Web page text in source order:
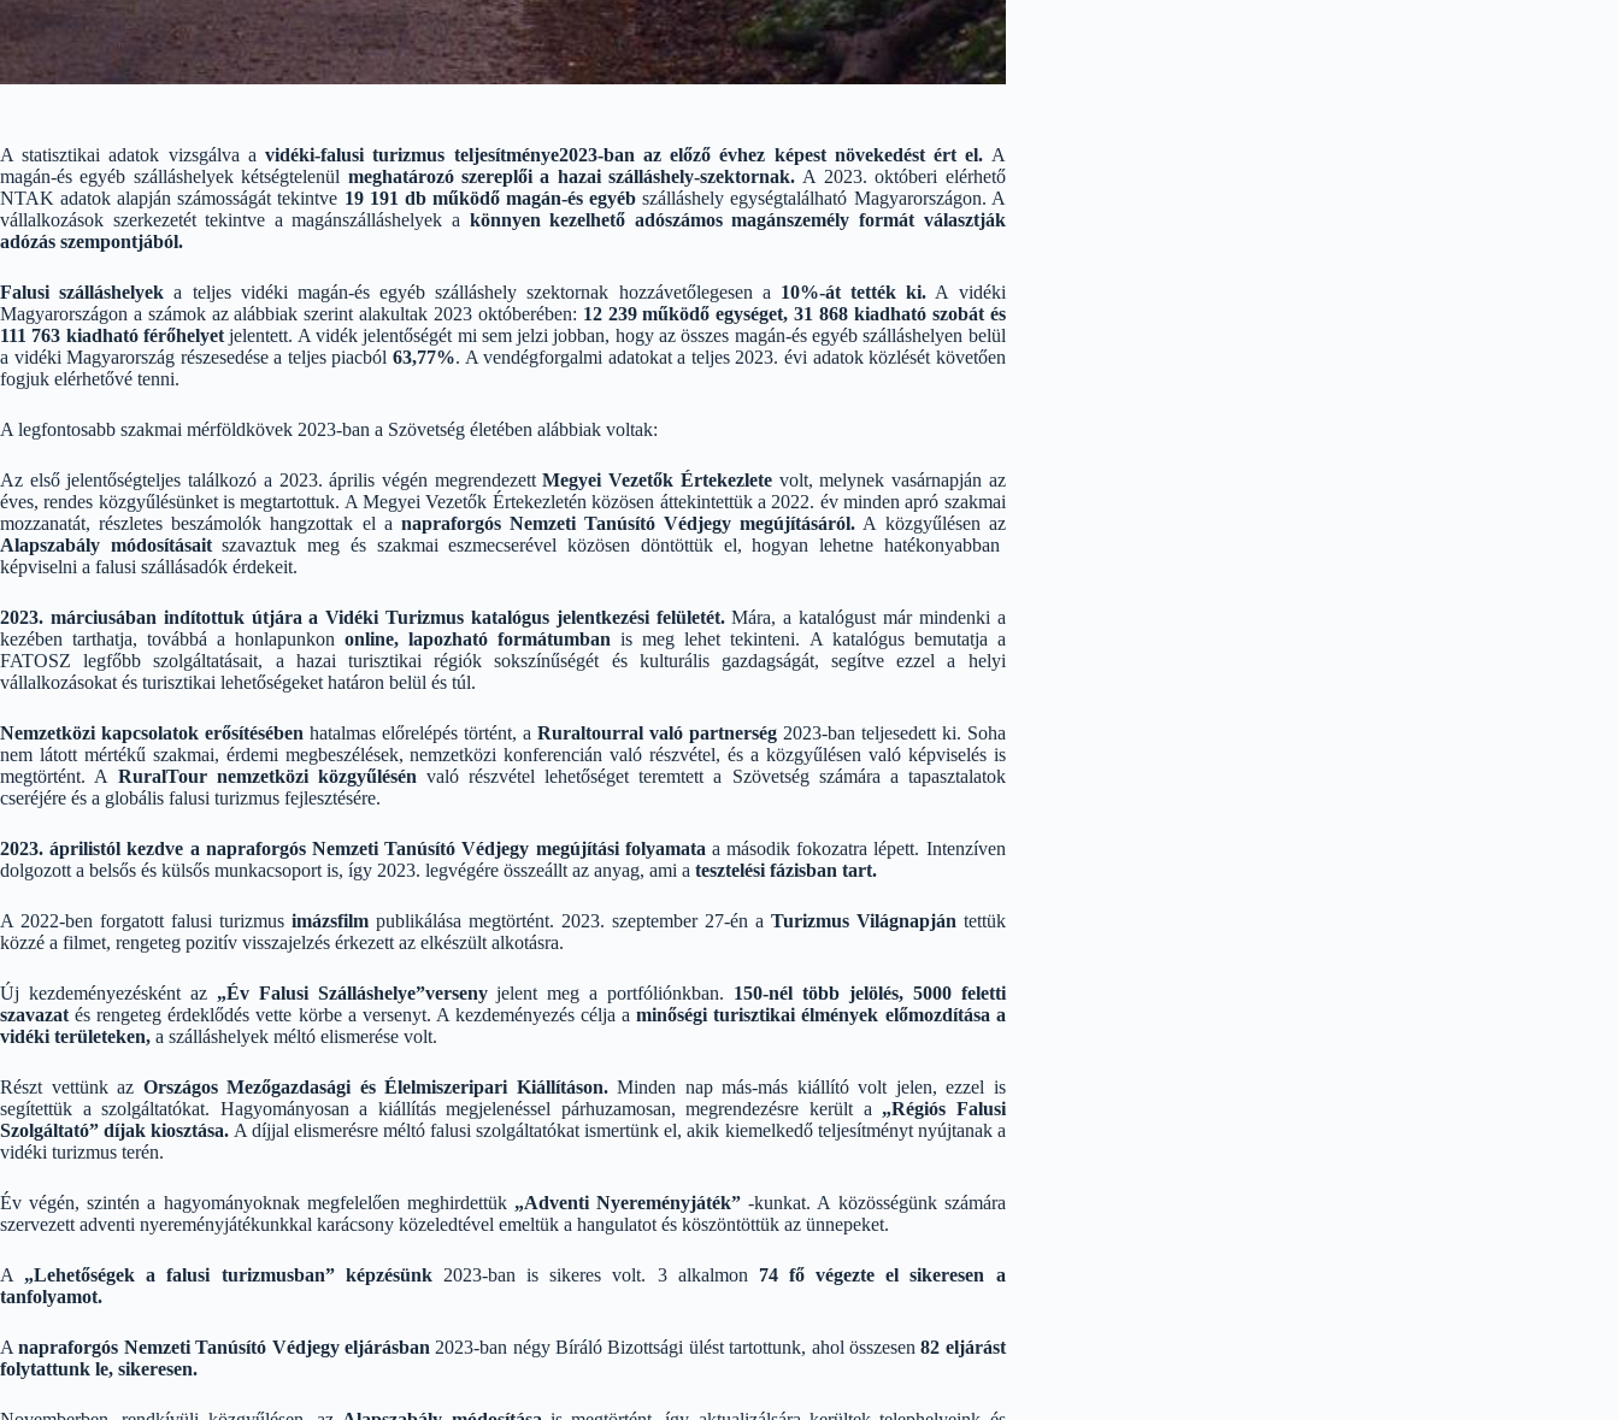
A statisztikai adatok vizsgálva avidéki-falusi turizmus teljesítménye2023-ban az előző évhez képest növekedést ért el. A
magán-és egyéb szálláshelyek kétségtelenül meghatározó szereplői a hazai szálláshely-szektornak. A 2023. októberi elérhető
NTAK adatok alapján számosságát tekintve 19 191 db működő magán-és egyébszálláshely egységtalálható Magyarországon. A
vállalkozások szerkezetét tekintve a magánszálláshelyek a könnyen kezelhető adószámos magánszemély formát választják
adózás szempontjából.
Falusi szálláshelyek a teljes vidéki magán-és egyéb szálláshely szektornak hozzávetőlegesen a 10%-át tették ki. A vidéki
Magyarországon a számok az alábbiak szerint alakultak 2023 októberében: 12 239 működő egységet, 31 868 kiadható szobát és
111 763 kiadható férőhelyetjelentett. A vidék jelentőségét mi sem jelzi jobban, hogy az összes magán-és egyéb szálláshelyen belül
a vidéki Magyarország részesedése a teljes piacból 63,77%. A vendégforgalmi adatokat a teljes 2023. évi adatok közlését követően
fogjuk elérhetővé tenni.
A legfontosabb szakmai mérföldkövek 2023-ban a Szövetség életében alábbiak voltak:
Az első jelentőségteljes találkozó a 2023. április végén megrendezettMegyei Vezetők Értekezletevolt, melynek vasárnapján az
éves, rendes közgyűlésünket is megtartottuk. A Megyei Vezetők Értekezletén közösen áttekintettük a 2022. év minden apró szakmai
mozzanatát, részletes beszámolók hangzottak el a napraforgós Nemzeti Tanúsító Védjegy megújításáról. A közgyűlésen az
Alapszabály módosításaitszavaztuk meg és szakmai eszmecserével közösen döntöttük el, hogyan lehetne hatékonyabban
képviselni a falusi szállásadók érdekeit.
2023. márciusában indítottuk útjára a Vidéki Turizmus katalógus jelentkezési felületét.Mára, a katalógust már mindenki a
kezében tarthatja, továbbá a honlapunkononline, lapozható formátumban is meg lehet tekinteni. A katalógus bemutatja a
FATOSZ legfőbb szolgáltatásait, a hazai turisztikai régiók sokszínűségét és kulturális gazdagságát, segítve ezzel a helyi
vállalkozásokat és turisztikai lehetőségeket határon belül és túl.
Nemzetközi kapcsolatok erősítésében hatalmas előrelépés történt, a Ruraltourral való partnerség2023-ban teljesedett ki. Soha
nem látott mértékű szakmai, érdemi megbeszélések, nemzetközi konferencián való részvétel, és a közgyűlésen való képviselés is
megtörtént. A RuralTour nemzetközi közgyűlésénvaló részvétel lehetőséget teremtett a Szövetség számára a tapasztalatok
cseréjére és a globális falusi turizmus fejlesztésére.
2023. áprilistól kezdve a napraforgós Nemzeti Tanúsító Védjegy megújítási folyamata a második fokozatra lépett. Intenzíven
dolgozott a belsős és külsős munkacsoport is, így 2023. legvégére összeállt az anyag, ami a tesztelési fázisban tart.
A 2022-ben forgatott falusi turizmus imázsfilmpublikálása megtörtént. 2023. szeptember 27-én a Turizmus Világnapján tettük
közzé a filmet, rengeteg pozitív visszajelzés érkezett az elkészült alkotásra.
Új kezdeményezésként az„Év Falusi Szálláshelye”versenyjelent meg a portfóliónkban. 150-nél több jelölés, 5000 feletti
szavazatés rengeteg érdeklődés vette körbe a versenyt. A kezdeményezés célja a minőségi turisztikai élmények előmozdítása a
vidéki területeken, a szálláshelyek méltó elismerése volt.
Részt vettünk az Országos Mezőgazdasági és Élelmiszeripari Kiállításon.Minden nap más-más kiállító volt jelen, ezzel is
segítettük a szolgáltatókat. Hagyományosan a kiállítás megjelenéssel párhuzamosan, megrendezésre került a „Régiós Falusi
Szolgáltató” díjak kiosztása. A díjjal elismerésre méltó falusi szolgáltatókat ismertünk el, akik kiemelkedő teljesítményt nyújtanak a
vidéki turizmus terén.
Év végén, szintén a hagyományoknak megfelelően meghirdettük „Adventi Nyereményjáték” -kunkat. A közösségünk számára
szervezett adventi nyereményjátékunkkal karácsony közeledtével emeltük a hangulatot és köszöntöttük az ünnepeket.
A „Lehetőségek a falusi turizmusban” képzésünk 2023-ban is sikeres volt. 3 alkalmon 74 fő végezte el sikeresen a
tanfolyamot.
Anapraforgós Nemzeti Tanúsító Védjegy eljárásban 2023-ban négy Bíráló Bizottsági ülést tartottunk, ahol összesen82 eljárást
folytattunk le, sikeresen.